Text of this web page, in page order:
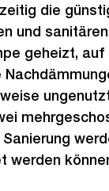
die
und
geheizt,
werden